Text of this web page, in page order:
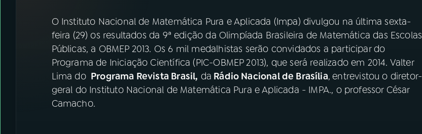
FESTIVAL DE MÚSICA
ACOMPANHE A RÁDIO NACIONAL
Facebook
Instagram X
O Instituto Nacional de Matemática Pura e Aplicada (Impa) divulgou na última sexta-
feira (29) os resultados da 9ª edição da Olimpíada Brasileira de Matemática das Escolas
Públicas, a OBMEP 2013. Os 6 mil medalhistas serão convidados a participar do
Programa de Iniciação Científica (PIC-OBMEP 2013), que será realizado em 2014. Valter
Lima do Programa Revista Brasil, da Rádio Nacional de Brasília, entrevistou o diretor-
geral do Instituto Nacional de Matemática Pura e Aplicada - IMPA., o professor César
Camacho.